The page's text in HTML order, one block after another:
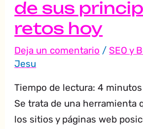
de sus
retos hoy
Deja un comentario / SEO y
Jesu
Tiempo de lectura: 4 minutos
Se trata de una herramienta
los sitios y páginas web
principales
retos